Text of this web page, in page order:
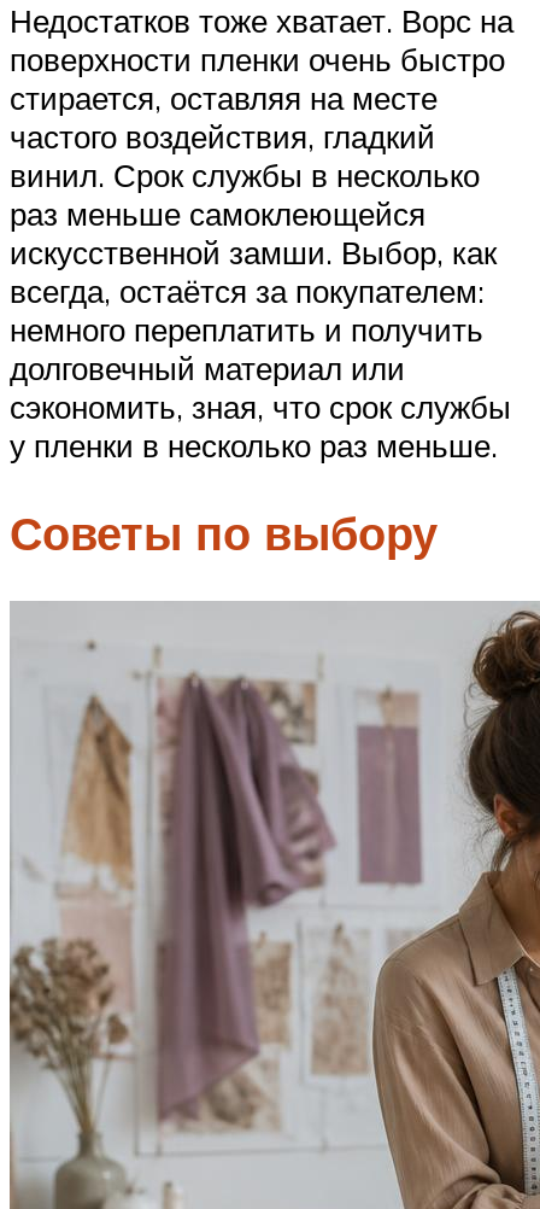
Недостатков тоже хватает. Ворс на
поверхности пленки очень быстро
стирается, оставляя на месте
частого воздействия, гладкий
винил. Срок службы в несколько
раз меньше самоклеющейся
искусственной замши. Выбор, как
всегда, остаётся за покупателем:
немного переплатить и получить
долговечный материал или
сэкономить, зная, что срок службы
у пленки в несколько раз меньше.
Советы по выбору